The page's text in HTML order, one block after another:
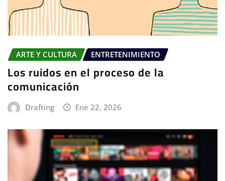
ARTE Y CULTURA ENTRETENIMIENTO
Los ruidos en el proceso de la
comunicación
Drafting Ene 22, 2026